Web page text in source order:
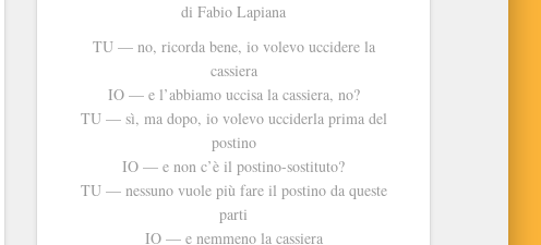
di Fabio Lapiana
TU — no, ricorda bene, io volevo uccidere la
cassiera
IO — e l’abbiamo uccisa la cassiera, no?
TU — sì, ma dopo, io volevo ucciderla prima del
postino
IO — e non c’è il postino-sostituto?
TU — nessuno vuole più fare il postino da queste
parti
IO — e nemmeno la cassiera